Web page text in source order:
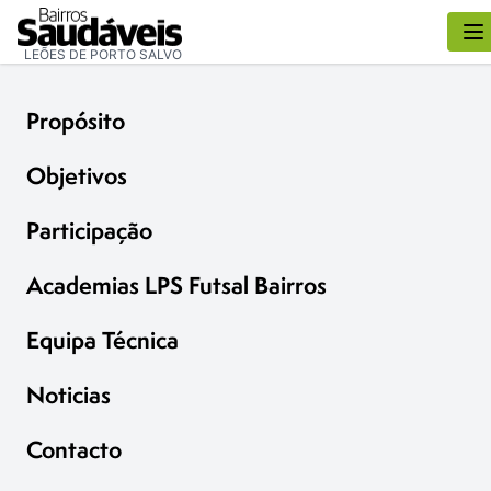
LEÕES DE PORTO SALVO
Propósito
Objetivos
Participação
Academias LPS Futsal Bairros
Equipa Técnica
Noticias
Contacto